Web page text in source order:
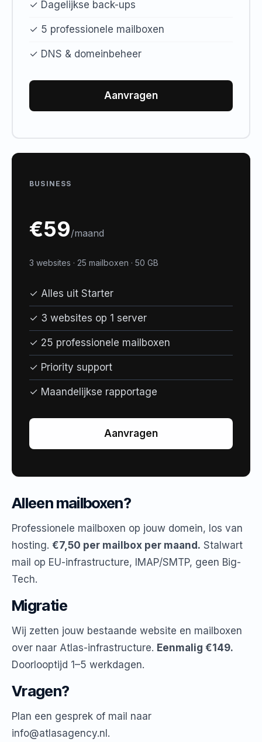
✓ Dagelijkse back-ups
✓ 5 professionele mailboxen
✓ DNS & domeinbeheer
Aanvragen
BUSINESS
€59/maand
3 websites · 25 mailboxen · 50 GB
✓ Alles uit Starter
✓ 3 websites op 1 server
✓ 25 professionele mailboxen
✓ Priority support
✓ Maandelijkse rapportage
Aanvragen
Alleen mailboxen?
Professionele mailboxen op jouw domein, los van
hosting. €7,50 per mailbox per maand. Stalwart
mail op EU-infrastructure, IMAP/SMTP, geen Big-
Tech.
Migratie
Wij zetten jouw bestaande website en mailboxen
over naar Atlas-infrastructure. Eenmalig €149.
Doorlooptijd 1–5 werkdagen.
Vragen?
Plan een gesprek of mail naar
info@atlasagency.nl .